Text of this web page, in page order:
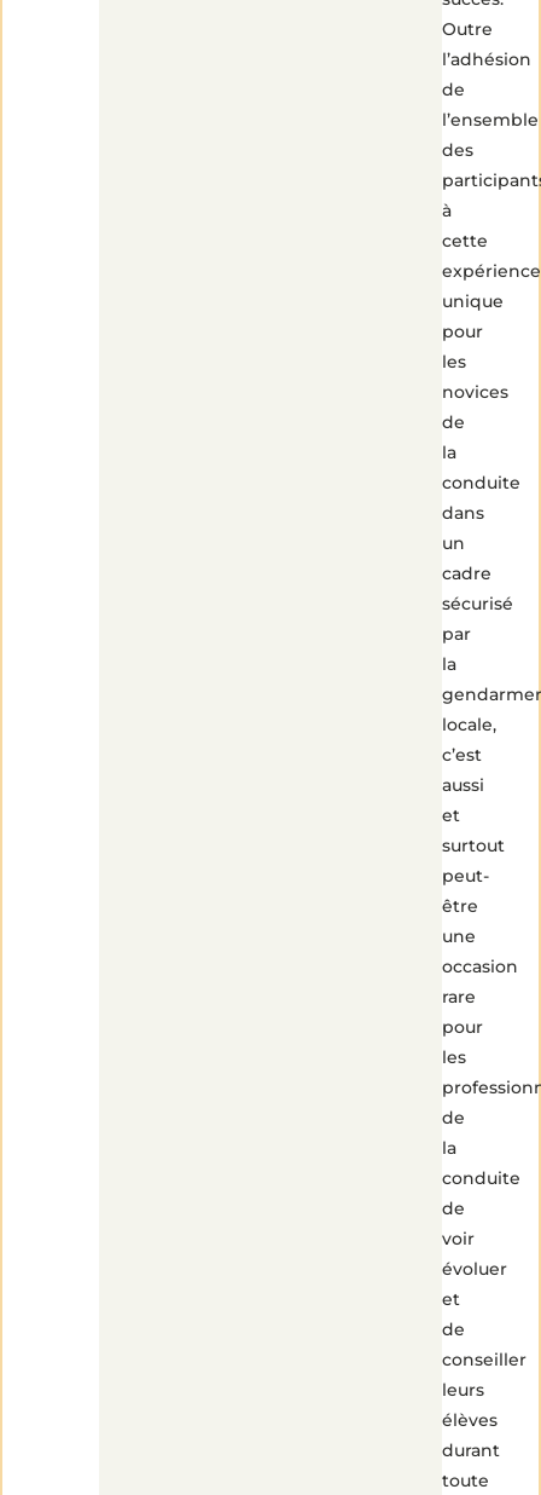
Outre
l’adhésion
de
l’ensemble
des
à
cette
expérience
unique
pour
les
novices
de
la
conduite
dans
un
cadre
sécurisé
par
la
locale,
c’est
aussi
et
surtout
peut-
être
une
occasion
rare
pour
les
de
la
conduite
de
voir
évoluer
et
de
conseiller
leurs
élèves
durant
toute